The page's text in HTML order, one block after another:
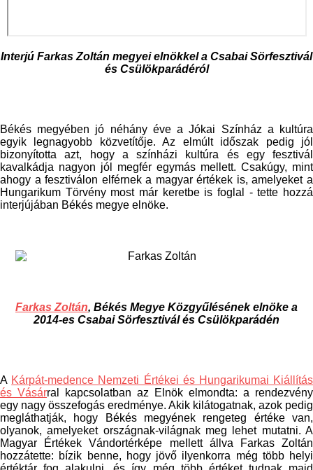
Interjú Farkas Zoltán megyei elnökkel a Csabai Sörfesztivál
és Csülökparádéról
Békés megyében jó néhány éve a Jókai Színház a kultúra
egyik legnagyobb közvetítője. Az elmúlt időszak pedig jól
bizonyította azt, hogy a színházi kultúra és egy fesztivál
kavalkádja nagyon jól megfér egymás mellett. Csakúgy, mint
ahogy a fesztiválon elférnek a magyar értékek is, amelyeket a
Hungarikum Törvény most már keretbe is foglal - tette hozzá
interjújában Békés megye elnöke.
Farkas Zoltán, Békés Megye Közgyűlésének elnöke a
2014-es Csabai Sörfesztivál és Csülökparádén
A Kárpát-medence Nemzeti Értékei és Hungarikumai Kiállítás
és Vásárral kapcsolatban az Elnök elmondta: a rendezvény
egy nagy összefogás eredménye. Akik kilátogatnak, azok pedig
megláthatják, hogy Békés megyének rengeteg értéke van,
olyanok, amelyeket országnak-világnak meg lehet mutatni. A
Magyar Értékek Vándortérképe mellett állva Farkas Zoltán
hozzátette: bízik benne, hogy jövő ilyenkorra még több helyi